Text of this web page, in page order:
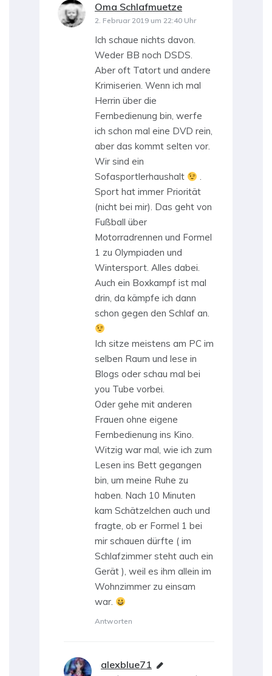
Oma Schlafmuetze
2. Februar 2019 um 22:40 Uhr
Ich schaue nichts davon.
Weder BB noch DSDS.
Aber oft Tatort und andere
Krimiserien. Wenn ich mal
Herrin über die
Fernbedienung bin, werfe
ich schon mal eine DVD rein,
aber das kommt selten vor.
Wir sind ein
Sofasportlerhaushalt
.
Sport hat immer Priorität
(nicht bei mir). Das geht von
Fußball über
Motorradrennen und Formel
1 zu Olympiaden und
Wintersport. Alles dabei.
Auch ein Boxkampf ist mal
drin, da kämpfe ich dann
schon gegen den Schlaf an.
Ich sitze meistens am PC im
selben Raum und lese in
Blogs oder schau mal bei
you Tube vorbei.
Oder gehe mit anderen
Frauen ohne eigene
Fernbedienung ins Kino.
Witzig war mal, wie ich zum
Lesen ins Bett gegangen
bin, um meine Ruhe zu
haben. Nach 10 Minuten
kam Schätzelchen auch und
fragte, ob er Formel 1 bei
mir schauen dürfte ( im
Schlafzimmer steht auch ein
Gerät ), weil es ihm allein im
Wohnzimmer zu einsam
war.
Antworten
alexblue71 sagt: